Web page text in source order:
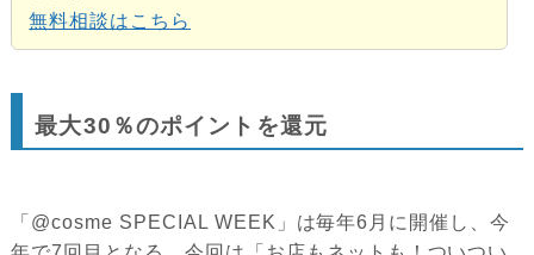
無料相談はこちら
最大30％のポイントを還元
「@cosme SPECIAL WEEK」は毎年6月に開催し、今